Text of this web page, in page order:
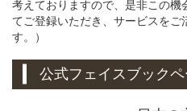
考えておりますので、是非この機
てご登録いただき、サービスをご
す。）
公式フェイスブック